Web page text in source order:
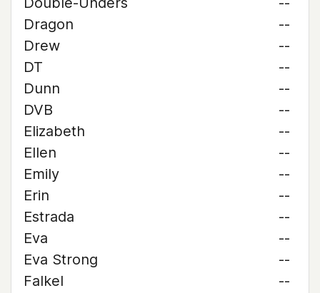
Dragon
--
Drew
--
DT
--
Dunn
--
DVB
--
Elizabeth
--
Ellen
--
Emily
--
Erin
--
Estrada
--
Eva
--
Eva Strong
--
Falkel
--